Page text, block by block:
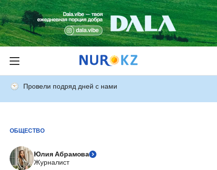
Провели подряд дней с нами
ОБЩЕСТВО
Юлия Абрамова
Журналист